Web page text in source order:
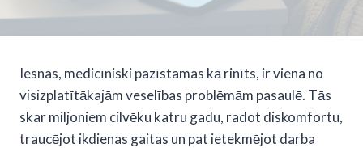
Iesnas, medicīniski pazīstamas kā rinīts, ir viena no
visizplatītākajām veselības problēmām pasaulē. Tās
skar miljoniem cilvēku katru gadu, radot diskomfortu,
traucējot ikdienas gaitas un pat ietekmējot darba